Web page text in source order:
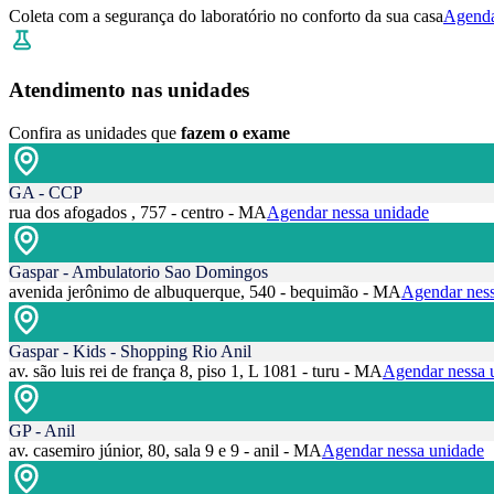
Coleta com a segurança do laboratório no conforto da sua casa
Atendimento nas unidades
Confira as unidades que fazem o exame
GA - CCP
rua dos afogados , 757 - centro - MAAgendar nessa unidade
Gaspar - Ambulatorio Sao Domingos
avenida jerônimo de albuquerque, 540 - bequimão - MAAgendar
Gaspar - Kids - Shopping Rio Anil
av. são luis rei de frança 8, piso 1, L 1081 - turu - MAAgendar nessa
GP - Anil
av. casemiro júnior, 80, sala 9 e 9 - anil - MAAgendar nessa unidade